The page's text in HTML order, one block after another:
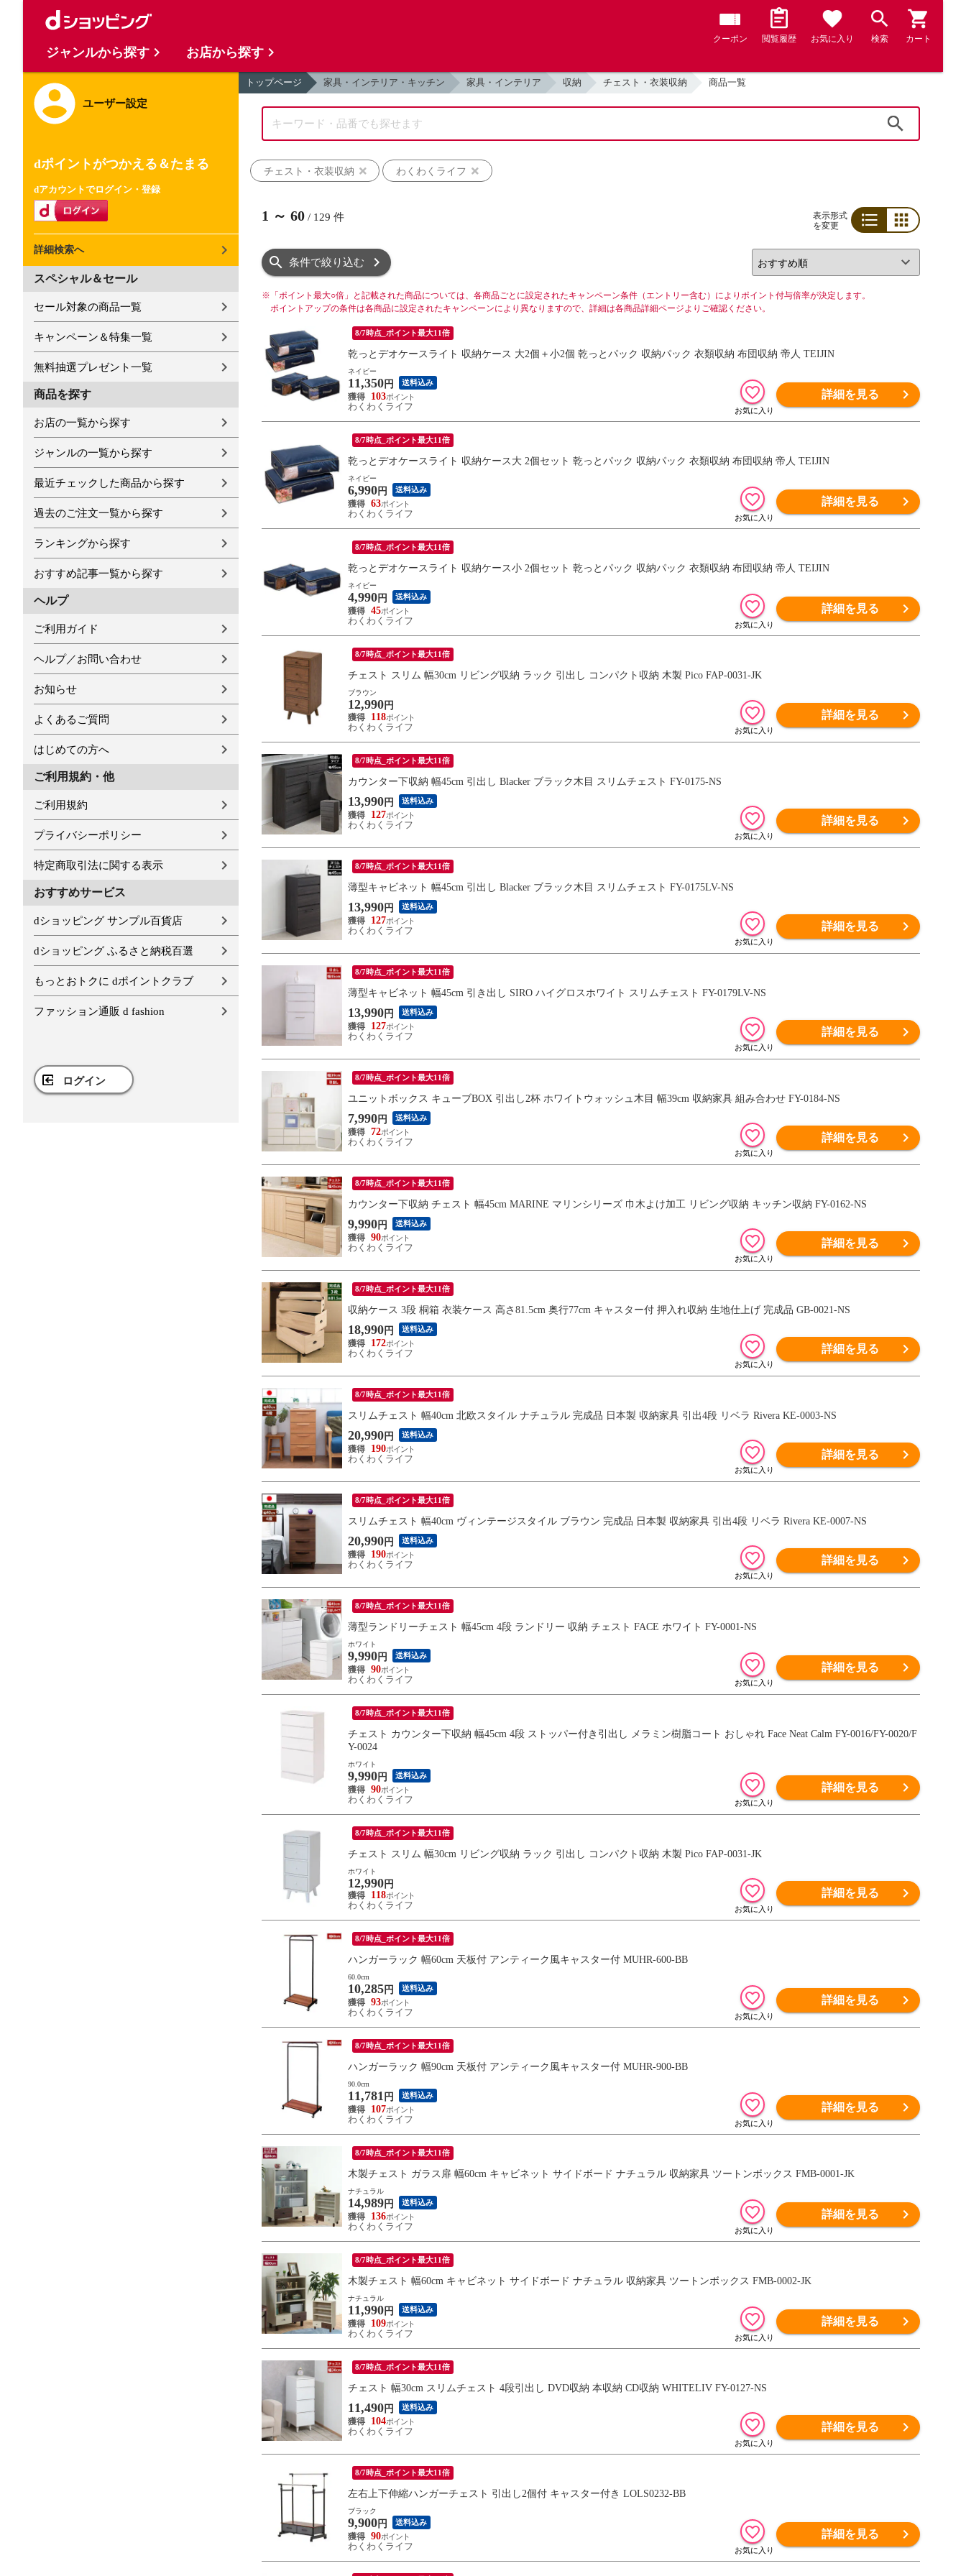
クーポン 閲覧履歴 お気に入り 検索 カート
ユーザー設定
dポイントがつかえる＆たまる
dアカウントでログイン・登録
詳細検索へ
スペシャル＆セール
セール対象の商品一覧
キャンペーン＆特集一覧
無料抽選プレゼント一覧
商品を探す
お店の一覧から探す
ジャンルの一覧から探す
最近チェックした商品から探す
過去のご注文一覧から探す
ランキングから探す
おすすめ記事一覧から探す
ヘルプ
ご利用ガイド
ヘルプ／お問い合わせ
お知らせ
よくあるご質問
はじめての方へ
ご利用規約・他
ご利用規約
プライバシーポリシー
特定商取引法に関する表示
おすすめサービス
dショッピング サンプル百貨店
dショッピング ふるさと納税百選
もっとおトクに dポイントクラブ
ファッション通販 d fashion
ログイン
トップページ 家具・インテリア・キッチン 家具・インテリア 収納 チェスト・衣装収納 商品一覧
チェスト・衣装収納 わくわくライフ
1 ～ 60 / 129 件
表示形式
を変更
条件で絞り込む
※ 「ポイント最大○倍」と記載された商品については、各商品ごとに設定されたキャンペーン条件（エントリー含む）によりポイント付与倍率が決定します。
ポイントアップの条件は各商品に設定されたキャンペーンにより異なりますので、詳細は各商品詳細ページよりご確認ください。
8/7時点_ポイント最大11倍
乾っとデオケースライト 収納ケース 大2個＋小2個 乾っとパック 収納パック 衣類収納 布団収納 帝人 TEIJIN
ネイビー
11,350 円 送料込み
103
わくわくライフ
詳細を見る
8/7時点_ポイント最大11倍
乾っとデオケースライト 収納ケース大 2個セット 乾っとパック 収納パック 衣類収納 布団収納 帝人 TEIJIN
ネイビー
6,990 円 送料込み
63
わくわくライフ
詳細を見る
8/7時点_ポイント最大11倍
乾っとデオケースライト 収納ケース小 2個セット 乾っとパック 収納パック 衣類収納 布団収納 帝人 TEIJIN
ネイビー
4,990 円 送料込み
45
わくわくライフ
詳細を見る
8/7時点_ポイント最大11倍
チェスト スリム 幅30cm リビング収納 ラック 引出し コンパクト収納 木製 Pico FAP-0031-JK
ブラウン
12,990 円
118
わくわくライフ
詳細を見る
8/7時点_ポイント最大11倍
カウンター下収納 幅45cm 引出し Blacker ブラック木目 スリムチェスト FY-0175-NS
13,990 円 送料込み
127
わくわくライフ
詳細を見る
8/7時点_ポイント最大11倍
薄型キャビネット 幅45cm 引出し Blacker ブラック木目 スリムチェスト FY-0175LV-NS
13,990 円 送料込み
127
わくわくライフ
詳細を見る
8/7時点_ポイント最大11倍
薄型キャビネット 幅45cm 引き出し SIRO ハイグロスホワイト スリムチェスト FY-0179LV-NS
13,990 円 送料込み
127
わくわくライフ
詳細を見る
8/7時点_ポイント最大11倍
ユニットボックス キューブBOX 引出し2杯 ホワイトウォッシュ木目 幅39cm 収納家具 組み合わせ FY-0184-NS
7,990 円 送料込み
72
わくわくライフ
詳細を見る
8/7時点_ポイント最大11倍
カウンター下収納 チェスト 幅45cm MARINE マリンシリーズ 巾木よけ加工 リビング収納 キッチン収納 FY-0162-NS
9,990 円 送料込み
90
わくわくライフ
詳細を見る
8/7時点_ポイント最大11倍
収納ケース 3段 桐箱 衣装ケース 高さ81.5cm 奥行77cm キャスター付 押入れ収納 生地仕上げ 完成品 GB-0021-NS
18,990 円 送料込み
172
わくわくライフ
詳細を見る
8/7時点_ポイント最大11倍
スリムチェスト 幅40cm 北欧スタイル ナチュラル 完成品 日本製 収納家具 引出4段 リベラ Rivera KE-0003-NS
20,990 円 送料込み
190
わくわくライフ
詳細を見る
8/7時点_ポイント最大11倍
スリムチェスト 幅40cm ヴィンテージスタイル ブラウン 完成品 日本製 収納家具 引出4段 リベラ Rivera KE-0007-NS
20,990 円 送料込み
190
わくわくライフ
詳細を見る
8/7時点_ポイント最大11倍
薄型ランドリーチェスト 幅45cm 4段 ランドリー 収納 チェスト FACE ホワイト FY-0001-NS
ホワイト
9,990 円 送料込み
90
わくわくライフ
詳細を見る
8/7時点_ポイント最大11倍
チェスト カウンター下収納 幅45cm 4段 ストッパー付き引出し メラミン樹脂コート おしゃれ Face Neat Calm FY-0016/FY-0020/F
Y-0024
ホワイト
9,990 円 送料込み
90
わくわくライフ
詳細を見る
8/7時点_ポイント最大11倍
チェスト スリム 幅30cm リビング収納 ラック 引出し コンパクト収納 木製 Pico FAP-0031-JK
ホワイト
12,990 円
118
わくわくライフ
詳細を見る
8/7時点_ポイント最大11倍
ハンガーラック 幅60cm 天板付 アンティーク風キャスター付 MUHR-600-BB
60.0cm
10,285 円 送料込み
93
わくわくライフ
詳細を見る
8/7時点_ポイント最大11倍
ハンガーラック 幅90cm 天板付 アンティーク風キャスター付 MUHR-900-BB
90.0cm
11,781 円 送料込み
107
わくわくライフ
詳細を見る
8/7時点_ポイント最大11倍
木製チェスト ガラス扉 幅60cm キャビネット サイドボード ナチュラル 収納家具 ツートンボックス FMB-0001-JK
ナチュラル
14,989 円 送料込み
136
わくわくライフ
詳細を見る
8/7時点_ポイント最大11倍
木製チェスト 幅60cm キャビネット サイドボード ナチュラル 収納家具 ツートンボックス FMB-0002-JK
ナチュラル
11,990 円 送料込み
109
わくわくライフ
詳細を見る
8/7時点_ポイント最大11倍
チェスト 幅30cm スリムチェスト 4段引出し DVD収納 本収納 CD収納 WHITELIV FY-0127-NS
11,490 円 送料込み
104
わくわくライフ
詳細を見る
8/7時点_ポイント最大11倍
左右上下伸縮ハンガーチェスト 引出し2個付 キャスター付き LOLS0232-BB
ブラック
9,900 円 送料込み
90
わくわくライフ
詳細を見る
ジャンルから探す お店から探す